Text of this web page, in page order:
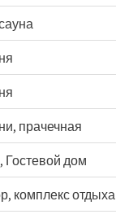
прачечная
Гостевой дом
комплекс отдыха